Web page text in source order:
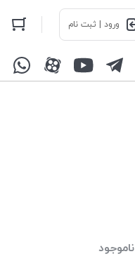
ورود | ثبت نام
ناموجود